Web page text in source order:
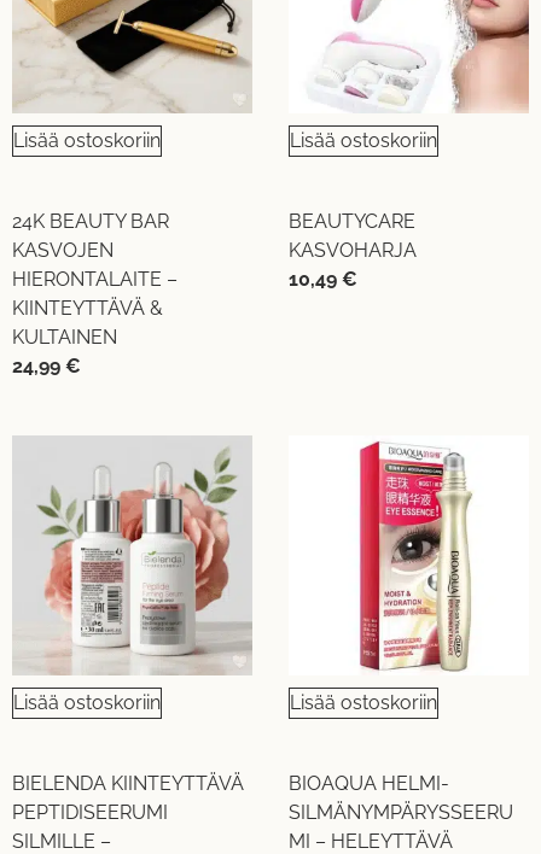
Lisää ostoskoriin
24K BEAUTY BAR
KASVOJEN
HIERONTALAITE –
KIINTEYTTÄVÄ &
KULTAINEN
24,99 €
Lisää ostoskoriin
BEAUTYCARE
KASVOHARJA
10,49 €
Lisää ostoskoriin
BIELENDA KIINTEYTTÄVÄ
PEPTIDISEERUMI
SILMILLE –
Lisää ostoskoriin
BIOAQUA HELMI-
SILMÄNYMPÄRYSSEERU
MI – HELEYTTÄVÄ